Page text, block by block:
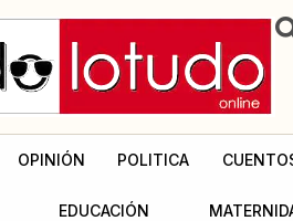
OPINIÓN POLITICA
EDUCACIÓN